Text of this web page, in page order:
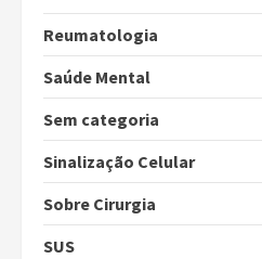
Reumatologia
Saúde Mental
Sem categoria
Sinalização Celular
Sobre Cirurgia
SUS